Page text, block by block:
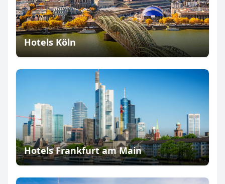
Hotels Köln
Hotels Frankfurt am Main